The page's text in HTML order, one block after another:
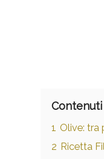
Contenuti
1 Olive: tra
2 Ricetta